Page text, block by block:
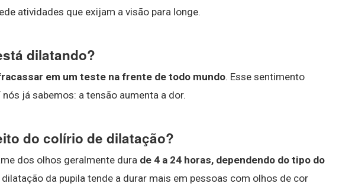
atividades que exijam a visão para longe.
dilatando?
em um teste na frente de todo mundo. Esse sentimento
já sabemos: a tensão aumenta a dor.
do colírio de dilatação?
dos olhos geralmente dura de 4 a 24 horas, dependendo do tipo do
dilatação da pupila tende a durar mais em pessoas com olhos de cor